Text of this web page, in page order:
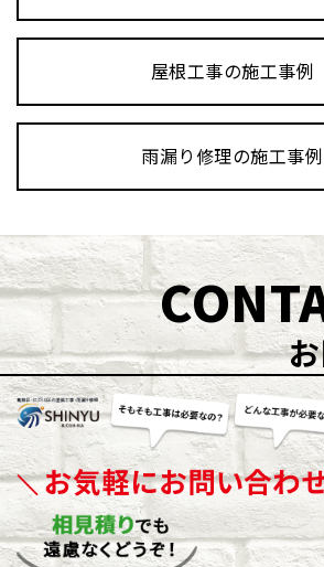
屋根工事の施工事例
雨漏り修理の施工事例
お